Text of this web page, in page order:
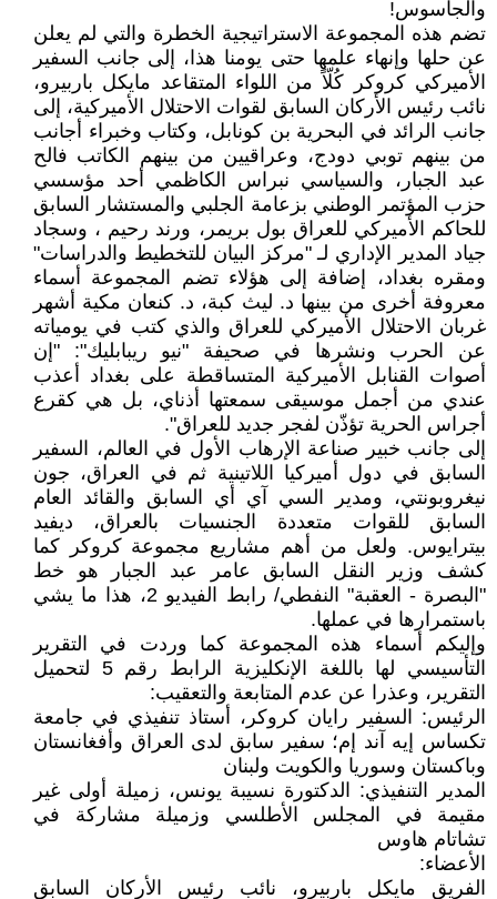
والجاسوس!
تضم هذه المجموعة الاستراتيجية الخطرة والتي لم يعلن
عن حلها وإنهاء علمها حتى يومنا هذا، إلى جانب السفير
الأميركي كروكر كُلّاً من اللواء المتقاعد مايكل باربيرو،
نائب رئيس الأركان السابق لقوات الاحتلال الأميركية، إلى
جانب الرائد في البحرية بن كونابل، وكتاب وخبراء أجانب
من بينهم توبي دودج، وعراقيين من بينهم الكاتب فالح
عبد الجبار، والسياسي نبراس الكاظمي أحد مؤسسي
حزب المؤتمر الوطني بزعامة الجلبي والمستشار السابق
للحاكم الأميركي للعراق بول بريمر، ورند رحيم ، وسجاد
جياد المدير الإداري لـ "مركز البيان للتخطيط والدراسات"
ومقره بغداد، إضافة إلى هؤلاء تضم المجموعة أسماء
معروفة أخرى من بينها د. ليث كبة، د. كنعان مكية أشهر
غربان الاحتلال الأميركي للعراق والذي كتب في يومياته
عن الحرب ونشرها في صحيفة "نيو ريبابليك": "إن
أصوات القنابل الأميركية المتساقطة على بغداد أعذب
عندي من أجمل موسيقى سمعتها أذناي، بل هي كقرع
أجراس الحرية تؤذّن لفجر جديد للعراق".
إلى جانب خبير صناعة الإرهاب الأول في العالم، السفير
السابق في دول أميركيا اللاتينية ثم في العراق، جون
نيغروبونتي، ومدير السي آي أي السابق والقائد العام
السابق للقوات متعددة الجنسيات بالعراق، ديفيد
بيترايوس. ولعل من أهم مشاريع مجموعة كروكر كما
كشف وزير النقل السابق عامر عبد الجبار هو خط
"البصرة - العقبة" النفطي/ رابط الفيديو 2، هذا ما يشي
باستمرارها في عملها.
وإليكم أسماء هذه المجموعة كما وردت في التقرير
التأسيسي لها باللغة الإنكليزية الرابط رقم 5 لتحميل
التقرير، وعذرا عن عدم المتابعة والتعقيب:
الرئيس: السفير رايان كروكر، أستاذ تنفيذي في جامعة
تكساس إيه آند إم؛ سفير سابق لدى العراق وأفغانستان
وباكستان وسوريا والكويت ولبنان
المدير التنفيذي: الدكتورة نسيبة يونس، زميلة أولى غير
مقيمة في المجلس الأطلسي وزميلة مشاركة في
تشاتام هاوس
الأعضاء:
الفريق مايكل باربيرو، نائب رئيس الأركان السابق